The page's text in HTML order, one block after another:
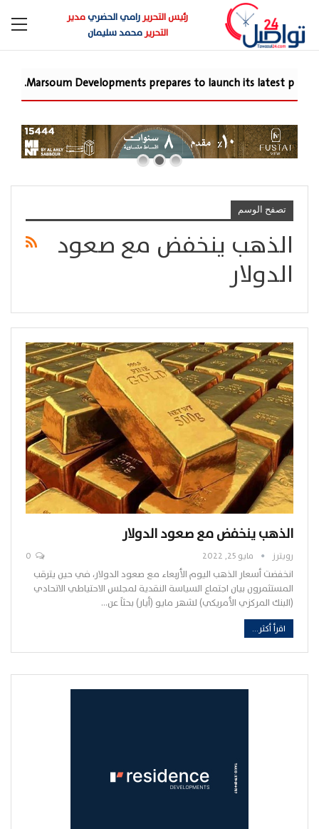
رئيس التحريررامي الحضريمدير
التحريرمحمد سليمان
Marsoum Developments prepares to launch its latest
تصفح الوسم
الذهب ينخفض مع صعود
الدولار
الذهب ينخفض مع صعود الدولار
رويترز مايو 25, 2022
انخفضت أسعار الذهب اليوم الأربعاء مع صعود الدولار، في حين يترقب
المستثمرون بيان اجتماع السياسة النقدية لمجلس الاحتياطي الاتحادي
(البنك المركزي الأمريكي) لشهر مايو (أيار) بحثاً عن…
اقرأ أكثر...